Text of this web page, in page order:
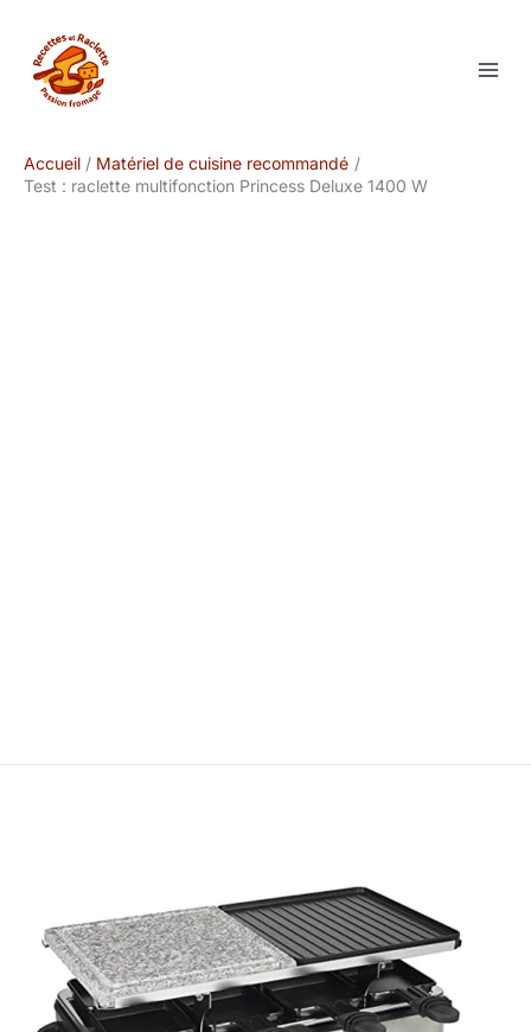
contenu
Accueil
Matériel de cuisine recommandé
Test : raclette multifonction Princess Deluxe 1400 W